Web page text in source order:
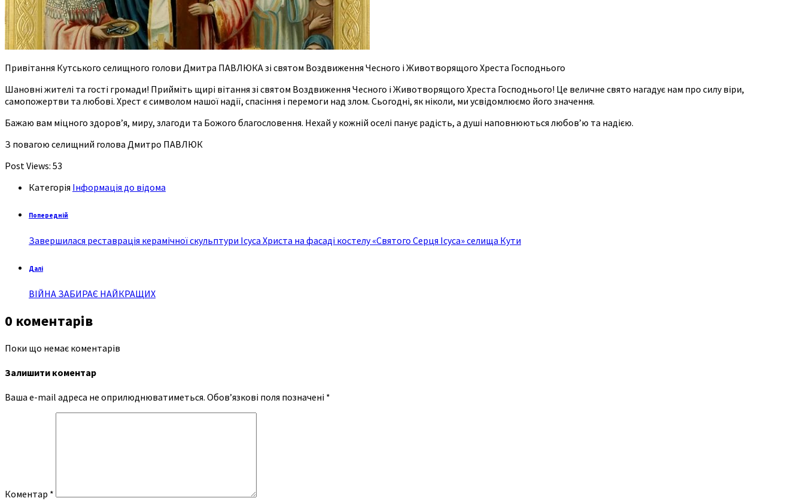
Привітання Кутського селищного голови Дмитра ПАВЛЮКА зі святом Воздвиження Чесного і Животворящого Хреста Господнього
Шановні жителі та гості громади! Прийміть щирі вітання зі святом Воздвиження Чесного і Животворящого Хреста Господнього! Це величне свято нагадує нам про силу віри,
самопожертви та любові. Хрест є символом нашої надії, спасіння і перемоги над злом. Сьогодні, як ніколи, ми усвідомлюємо його значення.
Бажаю вам міцного здоров’я, миру, злагоди та Божого благословення. Нехай у кожній оселі панує радість, а душі наповнюються любов’ю та надією.
З повагою селищний голова Дмитро ПАВЛЮК
Post Views: 53
Категорія Інформація до відома
Попередній
Завершилася реставрація керамічної скульптури Ісуса Христа на фасаді костелу «Святого Серця Ісуса» селища Кути
Далі
ВІЙНА ЗАБИРАЄ НАЙКРАЩИХ
0 коментарів
Поки що немає коментарів
Залишити коментар
Ваша e-mail адреса не оприлюднюватиметься. Обов’язкові поля позначені *
Коментар *